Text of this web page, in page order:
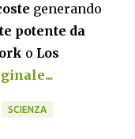
generando
potente da
o Los
SCIENZA